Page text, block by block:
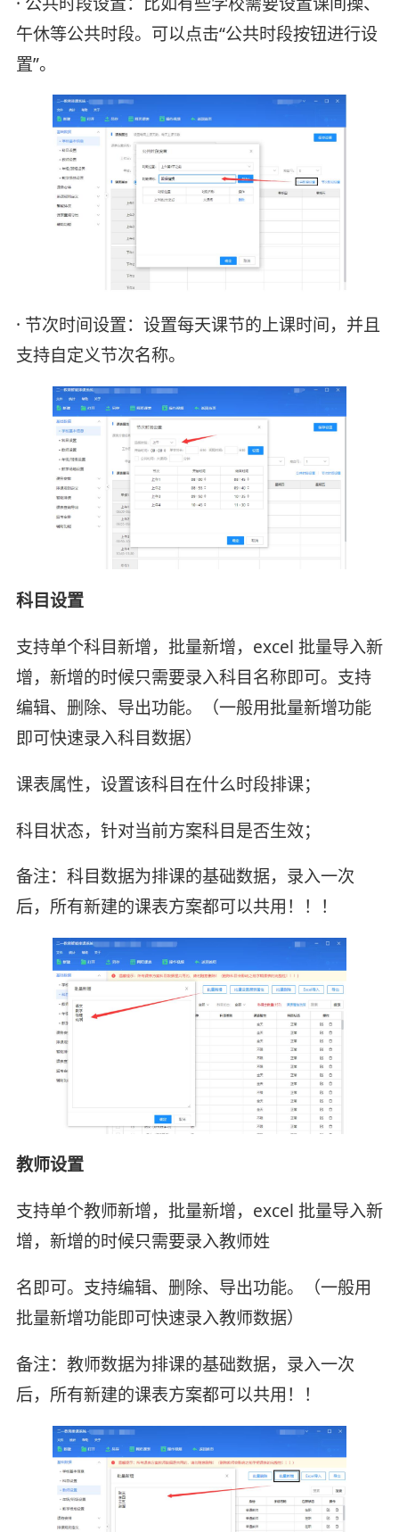
午休等公共时段。可以点击“公共时段按钮进行设
置”。
· 节次时间设置：设置每天课节的上课时间，并且
支持自定义节次名称。
科目设置
支持单个科目新增，批量新增，excel 批量导入新
增，新增的时候只需要录入科目名称即可。支持
编辑、删除、导出功能。（一般用批量新增功能
即可快速录入科目数据）
课表属性，设置该科目在什么时段排课；
科目状态，针对当前方案科目是否生效；
备注：科目数据为排课的基础数据，录入一次
后，所有新建的课表方案都可以共用！！！
教师设置
支持单个教师新增，批量新增，excel 批量导入新
增，新增的时候只需要录入教师姓
名即可。支持编辑、删除、导出功能。（一般用
批量新增功能即可快速录入教师数据）
备注：教师数据为排课的基础数据，录入一次
后，所有新建的课表方案都可以共用！！